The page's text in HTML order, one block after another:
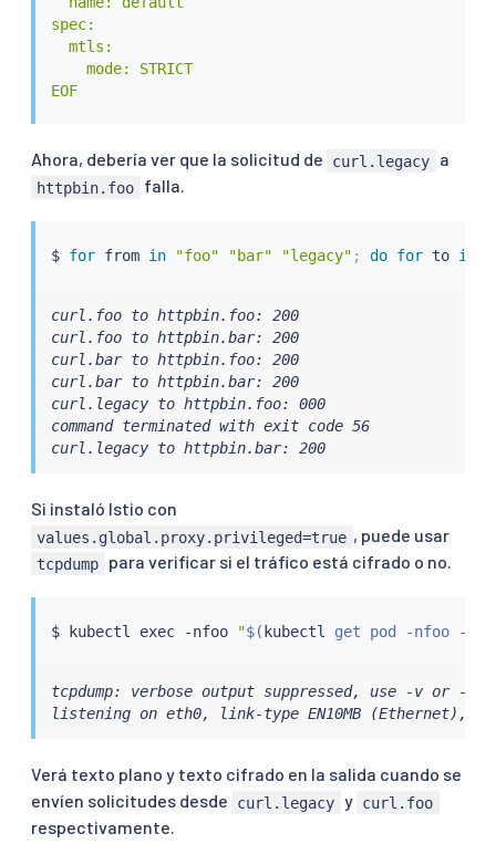
spec:
  mtls:
    mode: STRICT
EOF
Ahora, debería ver que la solicitud de curl.legacy a
httpbin.foo falla.
$ for from in "foo" "bar" "legacy" ; do for to in
curl.foo to httpbin.foo: 200
curl.foo to httpbin.bar: 200
curl.bar to httpbin.foo: 200
curl.bar to httpbin.bar: 200
curl.legacy to httpbin.foo: 000
command terminated with exit code 56
curl.legacy to httpbin.bar: 200
Si instaló Istio con
values.global.proxy.privileged=true , puede usar
tcpdump para verificar si el tráfico está cifrado o no.
$ kubectl exec -nfoo "$( kubectl get pod -nfoo -
tcpdump: verbose output suppressed, use -v or -
listening on eth0, link-type EN10MB (Ethernet),
Verá texto plano y texto cifrado en la salida cuando se
envíen solicitudes desde
curl.legacy y curl.foo
respectivamente.